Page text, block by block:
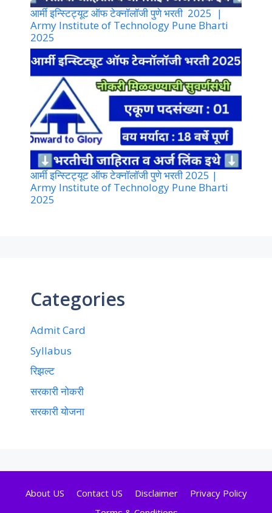
आर्मी इन्स्टिट्यूट ऑफ टेक्नॉलॉजी पुणे भरती 2025 |
Army Institute of Technology Pune Bharti
2025
आर्मी इन्स्टिट्यूट ऑफ टेक्नॉलॉजी पुणे भरती 2025 |
Army Institute of Technology Pune Bharti
2025
Categories
Admit Card
Syllabus
रिझल्ट
सरकारी नोकरी
सरकारी योजना
About US Contact US Disclaimer
Privacy Policy